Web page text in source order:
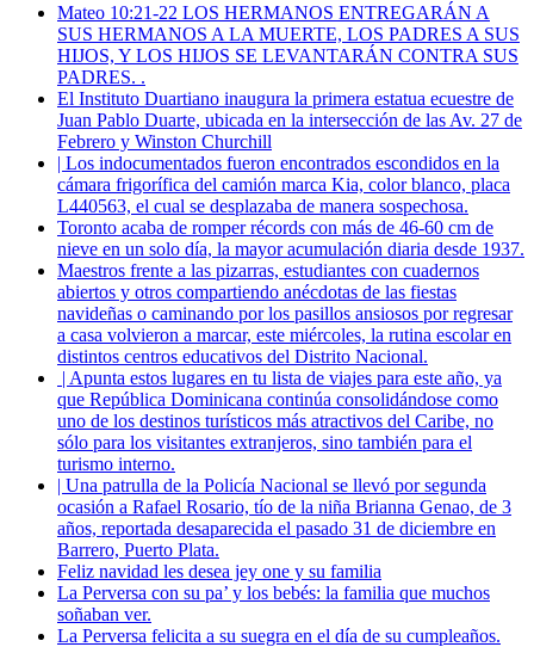
Mateo 10:21-22 LOS HERMANOS ENTREGARÁN A
SUS HERMANOS A LA MUERTE, LOS PADRES A SUS
HIJOS, Y LOS HIJOS SE LEVANTARÁN CONTRA SUS
PADRES. .
El Instituto Duartiano inaugura la primera estatua ecuestre de
Juan Pablo Duarte, ubicada en la intersección de las Av. 27 de
Febrero y Winston Churchill
| Los indocumentados fueron encontrados escondidos en la
cámara frigorífica del camión marca Kia, color blanco, placa
L440563, el cual se desplazaba de manera sospechosa.
Toronto acaba de romper récords con más de 46-60 cm de
nieve en un solo día, la mayor acumulación diaria desde 1937.
Maestros frente a las pizarras, estudiantes con cuadernos
abiertos y otros compartiendo anécdotas de las fiestas
navideñas o caminando por los pasillos ansiosos por regresar
a casa volvieron a marcar, este miércoles, la rutina escolar en
distintos centros educativos del Distrito Nacional.
| Apunta estos lugares en tu lista de viajes para este año, ya
que República Dominicana continúa consolidándose como
uno de los destinos turísticos más atractivos del Caribe, no
sólo para los visitantes extranjeros, sino también para el
turismo interno.
| Una patrulla de la Policía Nacional se llevó por segunda
ocasión a Rafael Rosario, tío de la niña Brianna Genao, de 3
años, reportada desaparecida el pasado 31 de diciembre en
Barrero, Puerto Plata.
Feliz navidad les desea jey one y su familia
La Perversa con su pa’ y los bebés: la familia que muchos
soñaban ver.
La Perversa felicita a su suegra en el día de su cumpleaños.